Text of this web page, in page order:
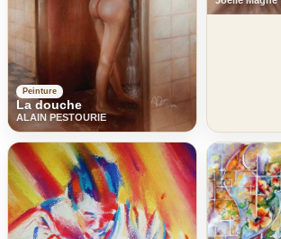
Peinture
La douche
ALAIN PESTOURIE